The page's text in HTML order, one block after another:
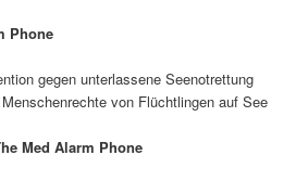
Phone
gegen unterlassene Seenotrettung
von Flüchtlingen auf See
Med Alarm Phone